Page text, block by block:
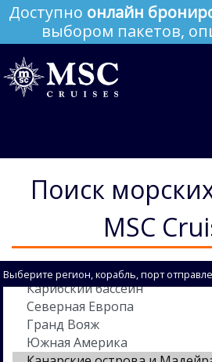
Доступно онлайн
выбором пакетов,
Поиск
MSC
Выберите регион, корабль, порт